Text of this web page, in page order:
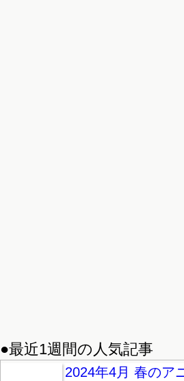
●最近1週間の人気記事
2024年4月 春のア